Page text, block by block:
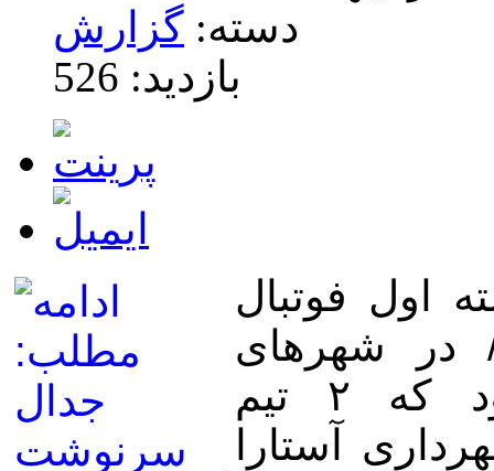
دسته: گزارش
بازدید: 526
اول فوتبال
در شهرهای
مختلف کشور پیگیری می‌شود که ۲ تیم
آستارا